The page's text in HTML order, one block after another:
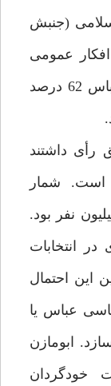
اسلامى (جنبش
عمومى
فلسطين سرپوش گذارد. محمود عباس 62 درصد
رأى داشتند
8/26 درصد است. شمار
ثبت شده بالغ بر 8/1 ميليون نفر بود.
در انتخابات
اين احتمال
عباس يا
ابومازن
خودگردان